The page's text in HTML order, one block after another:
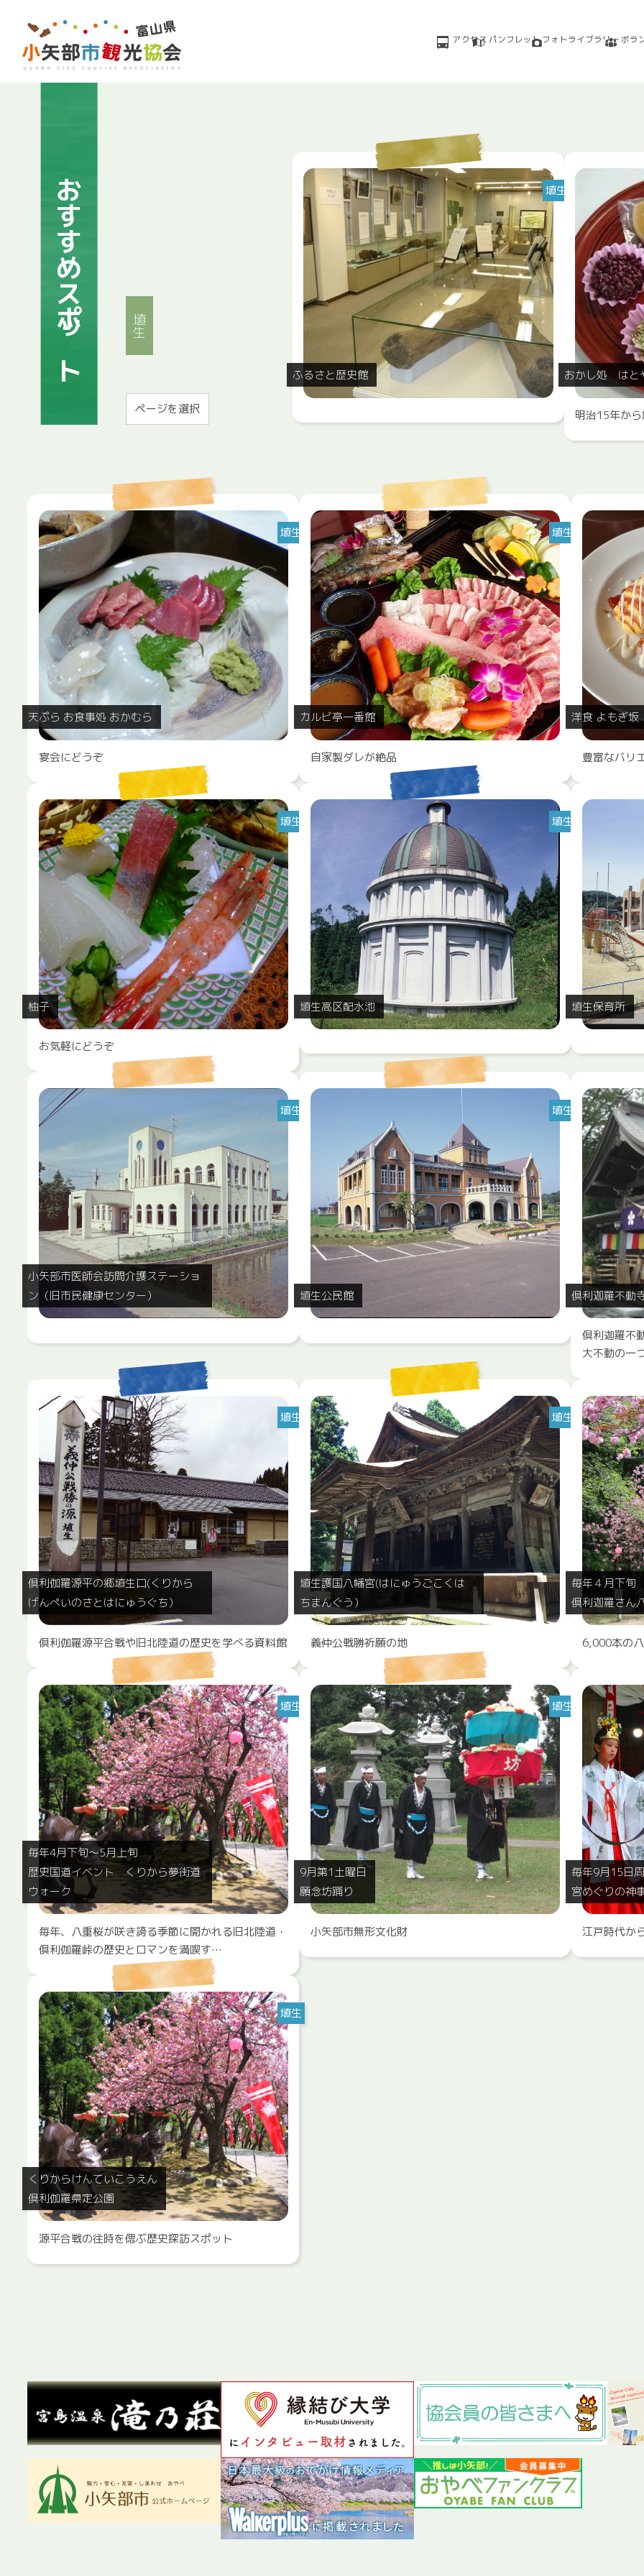
アクセス パンフレットフォトライブラリー ボラ
おすすめスポット 埴生
ふるさと歴史館
埴生
おかし処 はと
明治15年か
天ぷら お食事処 おかむら
埴生
宴会にどうぞ
カルビ亭一番館
埴生
自家製ダレが絶品
洋食 よもぎ坂
豊富なバリ
柚子
埴生
お気軽にどうぞ
埴生高区配水池
埴生
埴生保育所
小矢部市医師会訪問介護ステーショ
ン（旧市民健康センター）
埴生
埴生公民館
埴生
倶利迦羅不動
倶利迦羅不
大不動の一
倶利伽羅源平の郷埴生口(くりから
げんぺいのさとはにゅうぐち）
埴生
倶利伽羅源平合戦や旧北陸道の歴史を学べる資料館
埴生護国八幡宮(はにゅうごこくは
ちまんぐう）
埴生
義仲公戦勝祈願の地
毎年４月下旬
倶利迦羅さん
6,000本の
毎年4月下旬～5月上旬
歴史国道イベント くりから夢街道
ウォーク
埴生
毎年、八重桜が咲き誇る季節に開かれる旧北陸道・
倶利伽羅峠の歴史とロマンを満喫す…
9月第1土曜日
願念坊踊り
埴生
小矢部市無形文化財
毎年9月15日
宮めぐりの神
江戸時代か
くりからけんていこうえん
倶利伽羅県定公園
埴生
源平合戦の往時を偲ぶ歴史探訪スポット